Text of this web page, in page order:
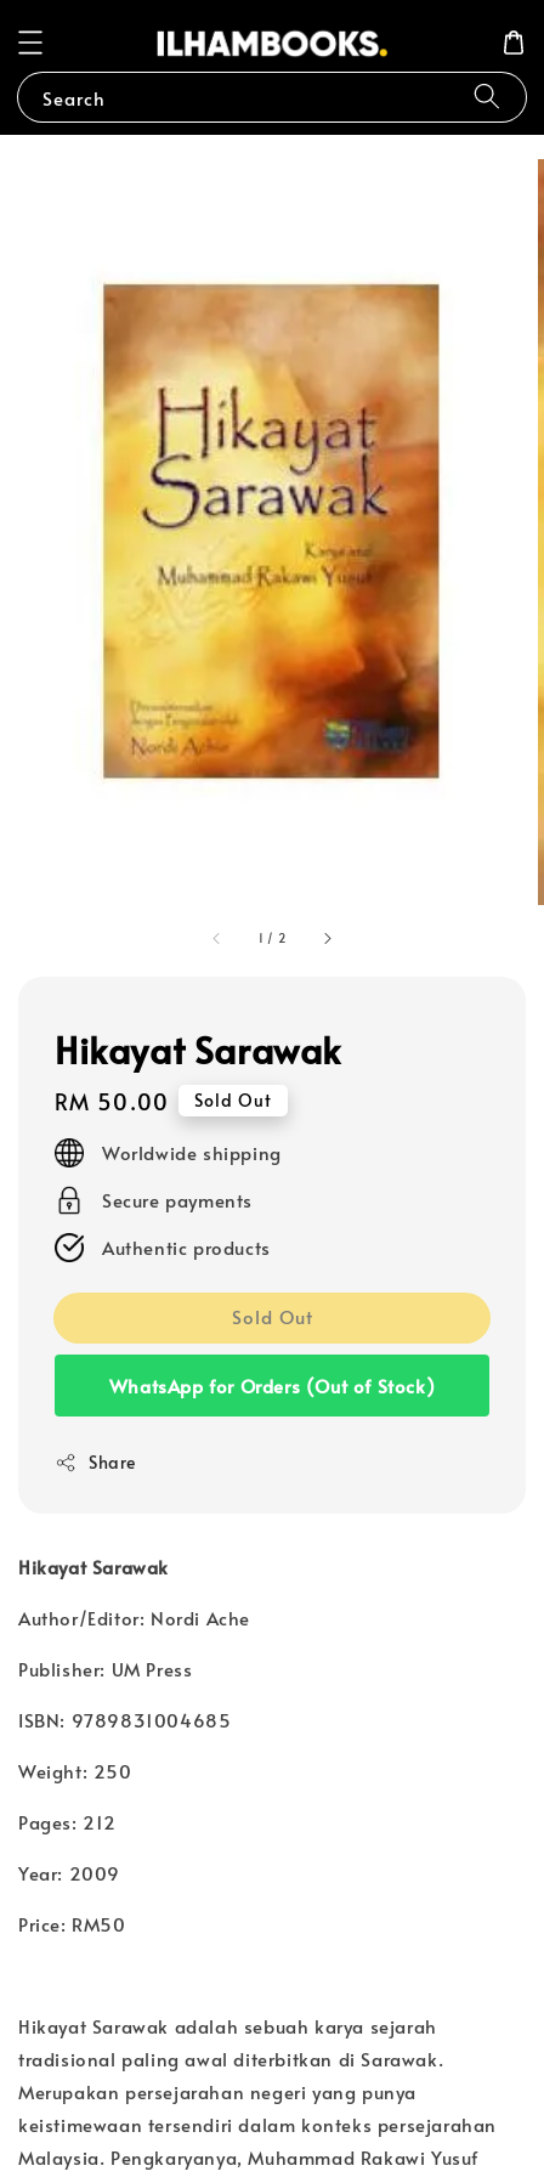
Search
1 / 2
Hikayat Sarawak
Regular
price
RM 50.00 Sold Out
Worldwide shipping
Secure payments
Authentic products
Sold Out
WhatsApp for Orders (Out of Stock)
Share
Hikayat Sarawak
Author/Editor: Nordi Ache
Publisher: UM Press
ISBN: 9789831004685
Weight: 250
Pages: 212
Year: 2009
Price: RM50
Hikayat Sarawak adalah sebuah karya sejarah
tradisional paling awal diterbitkan di Sarawak.
Merupakan persejarahan negeri yang punya
keistimewaan tersendiri dalam konteks persejarahan
Malaysia. Pengkaryanya, Muhammad Rakawi Yusuf